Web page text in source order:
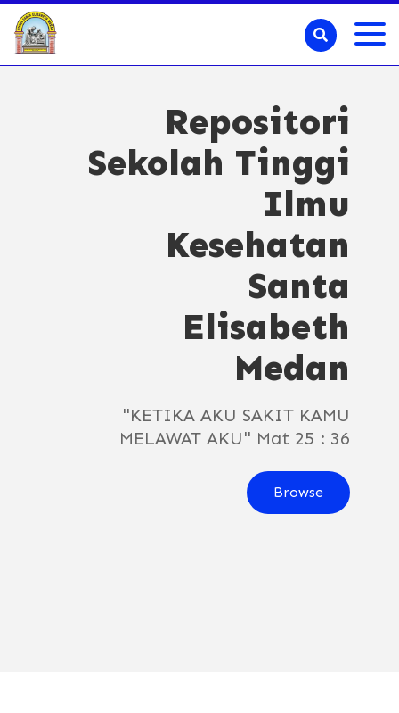
Repositori
Sekolah Tinggi
Ilmu
Kesehatan
Santa
Elisabeth
Medan
"KETIKA AKU SAKIT KAMU
MELAWAT AKU" Mat 25 : 36
Browse